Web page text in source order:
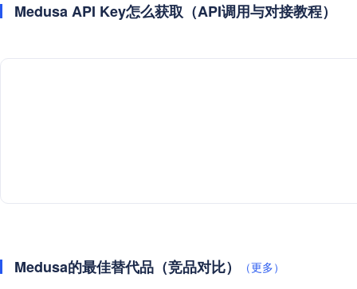
Medusa API Key怎么获取（API调用与对接教程）
Medusa的最佳替代品（竞品对比） （更多）